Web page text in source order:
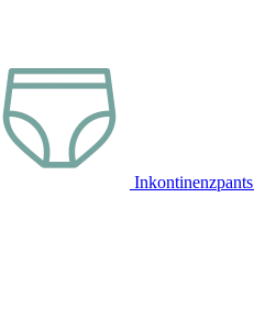
Inkontinenzpants